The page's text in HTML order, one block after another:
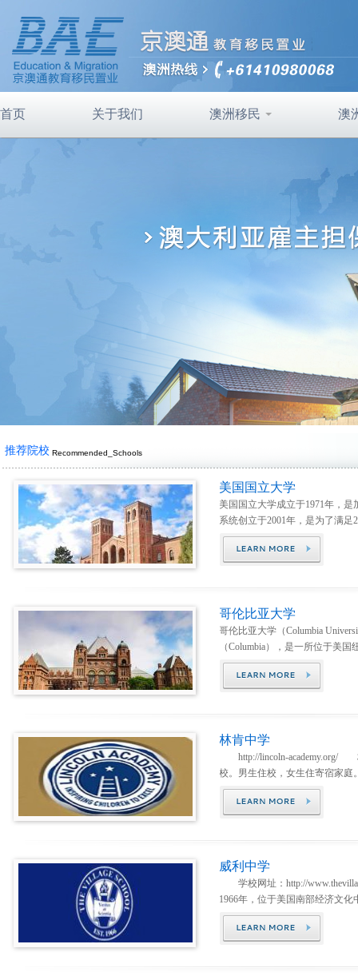
首页 关于我们 澳洲移民 澳
推荐院校 Recommended_Schools
美国国立大学
美国国立大学成立于1971年，
系统创立于2001年，是为了满
哥伦比亚大学
哥伦比亚大学（Columbia
（Columbia），是一所位于美
林肯中学
http://lincoln-academy.org/
校。男生住校，女生住寄宿家庭
威利中学
学校网址：http://
1966年，位于美国南部经济文化